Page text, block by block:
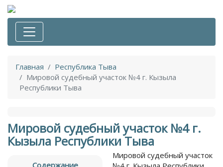
Главная
Республика Тыва
Мировой судебный участок №4 г. Кызыла
Республики Тыва
Мировой судебный участок №4 г.
Кызыла Республики Тыва
Содержание
Мировой судебный участок